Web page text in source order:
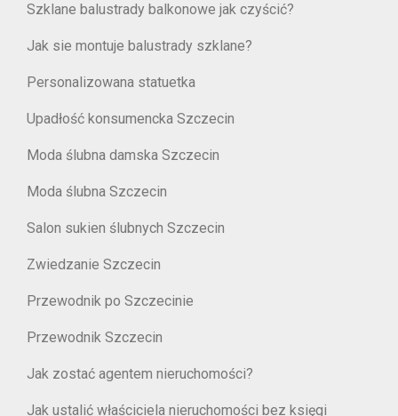
Szklane balustrady balkonowe jak czyścić?
Jak sie montuje balustrady szklane?
Personalizowana statuetka
Upadłość konsumencka Szczecin
Moda ślubna damska Szczecin
Moda ślubna Szczecin
Salon sukien ślubnych Szczecin
Zwiedzanie Szczecin
Przewodnik po Szczecinie
Przewodnik Szczecin
Jak zostać agentem nieruchomości?
Jak ustalić właściciela nieruchomości bez księgi